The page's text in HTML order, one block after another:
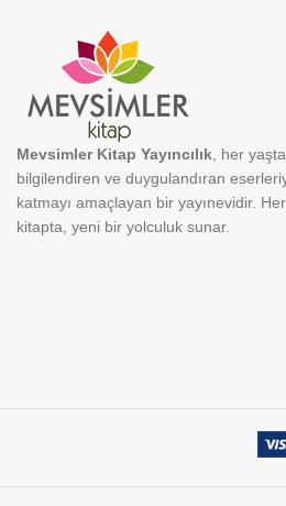
Mevsimler Kitap Yayıncılık , her
bilgilendiren ve duygulandıran
katmayı amaçlayan bir yayınevidir.
kitapta, yeni bir yolculuk sunar.